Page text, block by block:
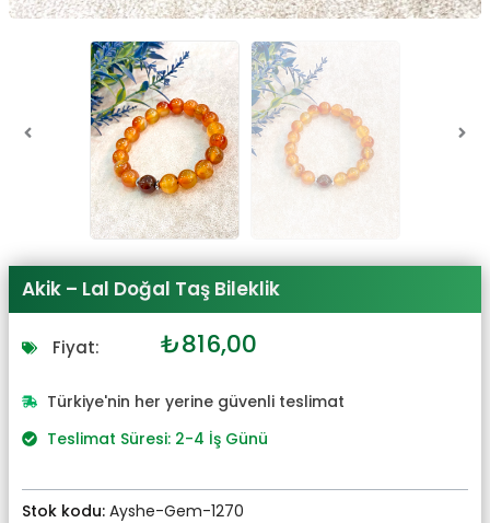
Akik – Lal Doğal Taş Bileklik
Fiyat: Orijinal
₺898,00.
₺816,00
fiyat:
₺816,00.
Türkiye'nin her yerine güvenli teslimat
Teslimat Süresi: 2-4 İş Günü
Stok kodu: Ayshe-Gem-1270